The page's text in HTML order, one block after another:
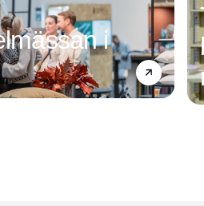
i